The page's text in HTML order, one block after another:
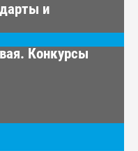
и
Конкурсы